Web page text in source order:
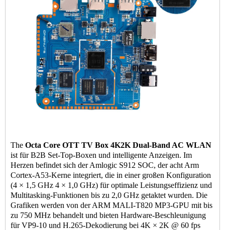
The Octa Core OTT TV Box 4K2K Dual-Band AC WLAN
ist für B2B Set-Top-Boxen und intelligente Anzeigen. Im
Herzen befindet sich der Amlogic S912 SOC, der acht Arm
Cortex-A53-Kerne integriert, die in einer großen Konfiguration
(4 × 1,5 GHz 4 × 1,0 GHz) für optimale Leistungseffizienz und
Multitasking-Funktionen bis zu 2,0 GHz getaktet wurden. Die
Grafiken werden von der ARM MALI-T820 MP3-GPU mit bis
zu 750 MHz behandelt und bieten Hardware-Beschleunigung
für VP9-10 und H.265-Dekodierung bei 4K × 2K @ 60 fps